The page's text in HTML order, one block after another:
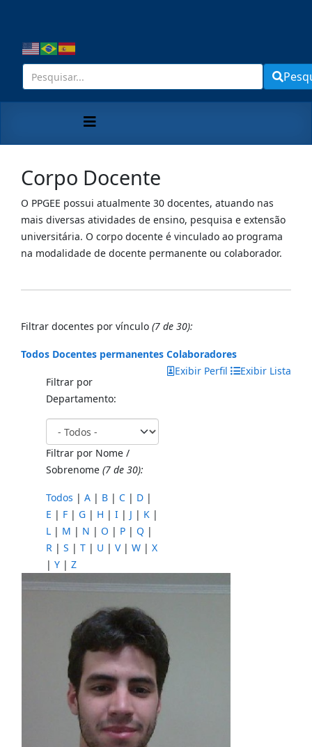
Corpo Docente
O PPGEE possui atualmente 30 docentes, atuando nas
mais diversas atividades de ensino, pesquisa e extensão
universitária. O corpo docente é vinculado ao programa
na modalidade de docente permanente ou colaborador.
Filtrar docentes por vínculo (7 de 30):
Todos Docentes permanentes Colaboradores
Exibir Perfil
Exibir Lista
Filtrar por
Departamento:
Filtrar por Nome /
Sobrenome (7 de 30):
Todos | A | B | C | D |
E | F | G | H | I | J | K |
L | M | N | O | P | Q |
R | S | T | U | V | W | X
| Y | Z